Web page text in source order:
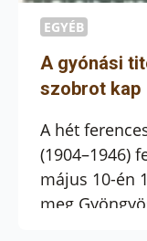
EGYÉB
A gyónási
szobrot kap
A hét
(1904–1946)
május 10-én
meg